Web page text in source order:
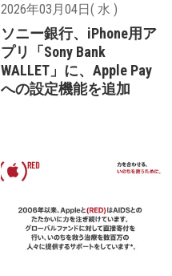
2026年03月04日( 水 )
ソニー銀行、iPhone用ア
プリ「Sony Bank
WALLET」に、Apple Pay
への設定機能を追加